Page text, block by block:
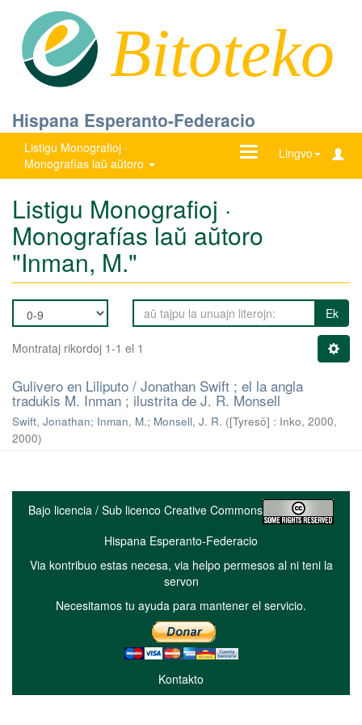
Bitoteko
Hispana Esperanto-Federacio
Listigu Monografioj ·
Monografías laŭ aŭtoro
Lingvo
Ŝanĝu
Listigu Monografioj ·
Monografías laŭ aŭtoro
"Inman, M."
Ek
Montrataj rikordoj 1-1 el 1
Gulivero en Liliputo / Jonathan Swift ; el la angla
tradukis M. Inman ; ilustrita de J. R. Monsell
Swift, Jonathan; Inman, M.; Monsell, J. R. ([Tyresö] : Inko, 2000,
2000)
Bajo licencia / Sub licenco Creative Commons
Hispana Esperanto-Federacio
Via kontribuo estas necesa, via helpo permesos al ni teni la
servon
Necesitamos tu ayuda para mantener el servicio.
Kontakto